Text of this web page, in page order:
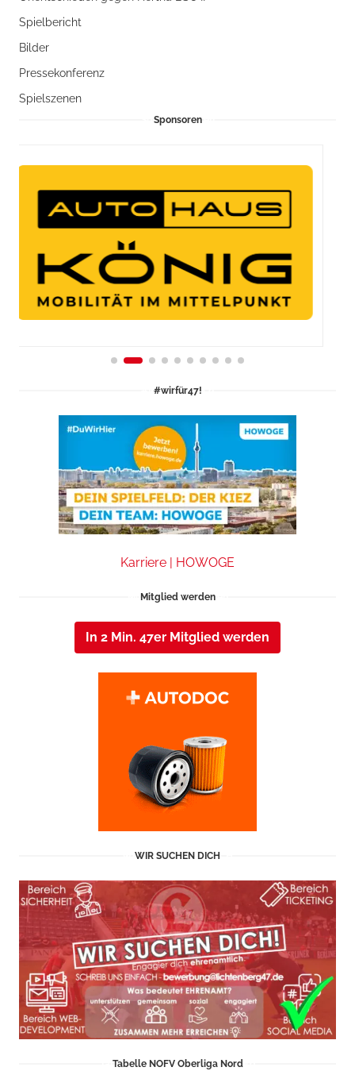
Spielbericht
Bilder
Pressekonferenz
Spielszenen
Sponsoren
#wirfür47!
Karriere | HOWOGE
Mitglied werden
In 2 Min. 47er Mitglied werden
WIR SUCHEN DICH
Tabelle NOFV Oberliga Nord